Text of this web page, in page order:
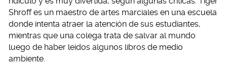
Shroff es un maestro de artes marciales en una escuela
donde intenta atraer la atención de sus estudiantes,
mientras que una colega trata de salvar al mundo
luego de haber leídos algunos libros de medio
ambiente.